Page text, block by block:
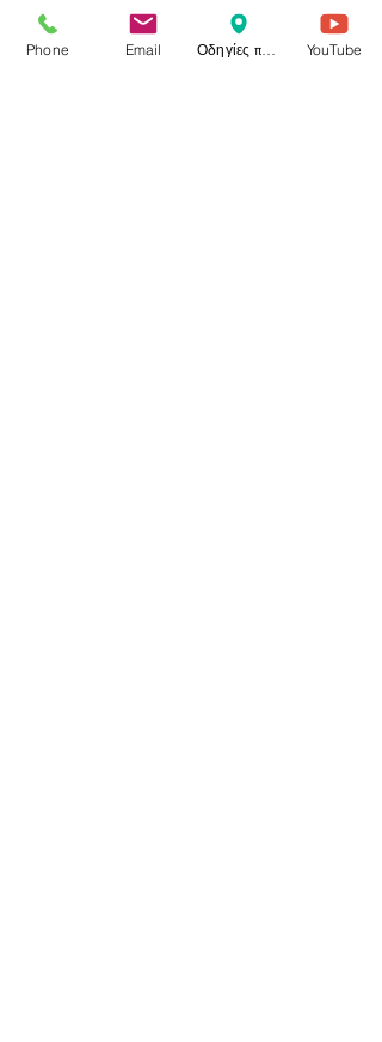
4/file.mp4
Phone Email Οδηγίες προς το ιατρείο YouTube